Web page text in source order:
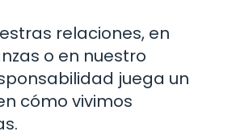
relaciones, en
o en nuestro
juega un
cómo vivimos